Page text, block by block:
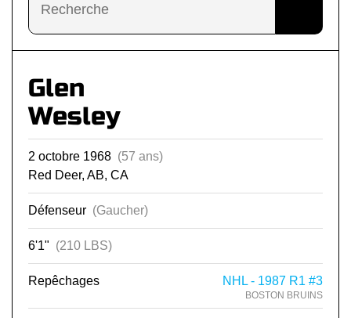
Glen
Wesley
2 octobre 1968 (57 ans)
Red Deer, AB, CA
Défenseur (Gaucher)
6'1" (210 LBS)
Repêchages NHL - 1987 R1 #3
BOSTON BRUINS